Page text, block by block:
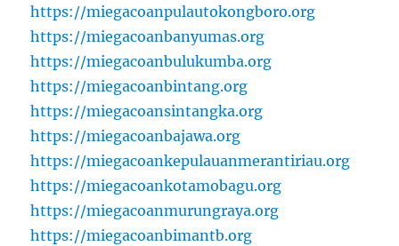
https://miegacoanpulautokongboro.org
https://miegacoanbanyumas.org
https://miegacoanbulukumba.org
https://miegacoanbintang.org
https://miegacoansintangka.org
https://miegacoanbajawa.org
https://miegacoankepulauanmerantiriau.org
https://miegacoankotamobagu.org
https://miegacoanmurungraya.org
https://miegacoanbimantb.org